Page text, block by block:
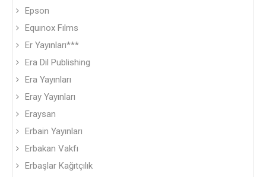
Epson
Equınox Fılms
Er Yayınları***
Era Dil Publishing
Era Yayınları
Eray Yayınları
Eraysan
Erbain Yayınları
Erbakan Vakfı
Erbaşlar Kağıtçılık